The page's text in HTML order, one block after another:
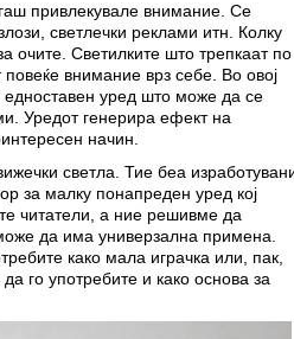
привлекувале внимание. Се
светлечки реклами итн. Колку
очите. Светилките што трепкаат по
внимание врз себе. Во овој
уред што може да се
Уредот генерира ефект на
начин.
светла. Тие беа
за малку понапреден уред кој
читатели, а ние решивме да
да има универзална примена.
како мала играчка или, пак,
го употребите и како основа за